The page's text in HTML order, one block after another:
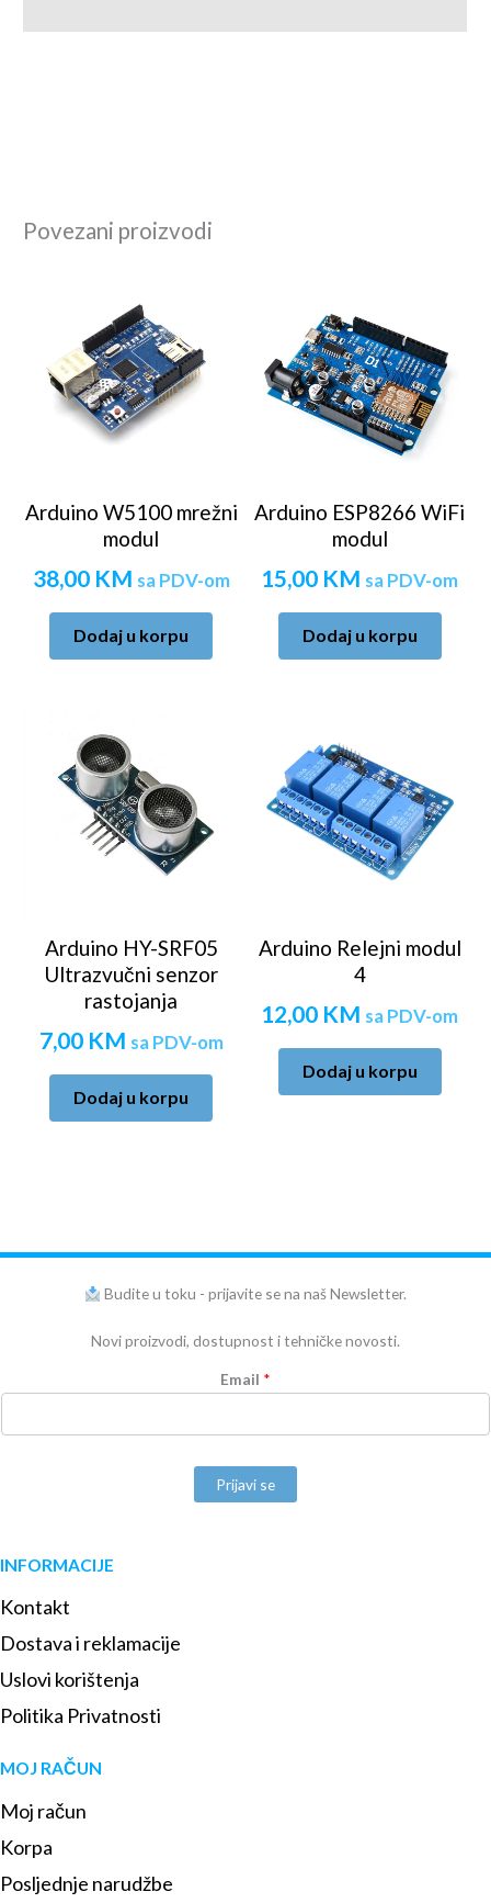
Povezani proizvodi
Arduino W5100 mrežni
modul
38,00 KM sa PDV-om
Dodaj u korpu
Arduino ESP8266 WiFi
modul
15,00 KM sa PDV-om
Dodaj u korpu
Arduino HY-SRF05
Ultrazvučni senzor
rastojanja
7,00 KM sa PDV-om
Dodaj u korpu
Arduino Relejni modul
4
12,00 KM sa PDV-om
Dodaj u korpu
Budite u toku - prijavite se na naš Newsletter.
Novi proizvodi, dostupnost i tehničke novosti.
Email *
Prijavi se
INFORMACIJE
Kontakt
Dostava i reklamacije
Uslovi korištenja
Politika Privatnosti
MOJ RAČUN
Moj račun
Korpa
Posljednje narudžbe